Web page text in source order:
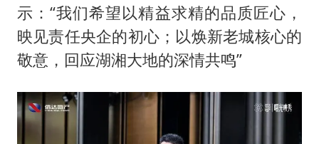
示：“我们希望以精益求精的品质匠心，
映见责任央企的初心；以焕新老城核心的
敬意，回应湖湘大地的深情共鸣”